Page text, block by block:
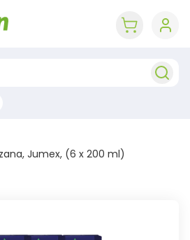
Jumex, (6 x 200 ml)